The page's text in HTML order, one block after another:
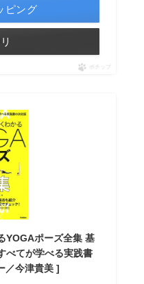
ピング
ポチップ
ポーズ全集 基
べてが学べる実践書
／今津貴美 ]